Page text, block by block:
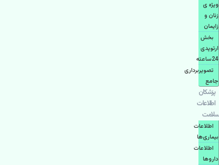
ویژه ی
زنان و
زایمان
بخش
ارتوپدی
24ساعته
تصویربرداری
جامع
پزشكان
اطلاعات
سلامت
اطلاعات
بیماری‌ها
اطلاعات
دارو‌ها